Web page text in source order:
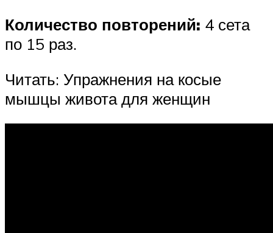
Количество повторений: 4 сета
по 15 раз.
Читать: Упражнения на косые
мышцы живота для женщин